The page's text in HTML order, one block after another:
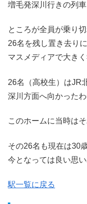
増毛発深川行きの列
ところが全員が乗り
26名を残し置き去り
マスメディアで大き
26名（高校生）はJR
深川方面へ向かった
このホームに当時は
その26名も現在は30
今となっては良い思
駅一覧に戻る